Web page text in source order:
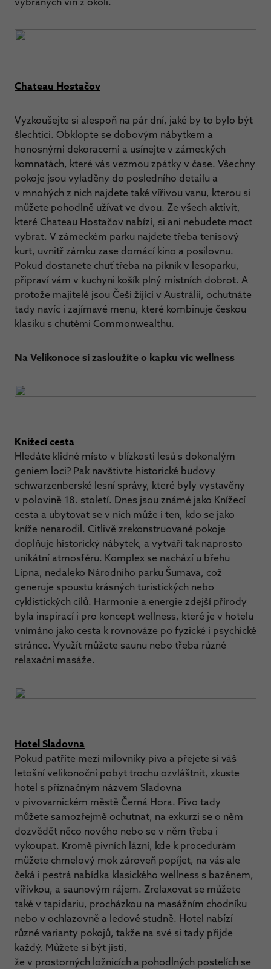
Chateau Hostačov
Vyzkoušejte si alespoň na pár dní, jaké by to bylo být
šlechtici. Obklopte se dobovým nábytkem a
honosnými dekoracemi a usínejte v zámeckých
komnatách, které vás vezmou zpátky v čase. Všechny
pokoje jsou vyladěny do posledního detailu a
v mnohých z nich najdete také vířivou vanu, kterou si
můžete pohodlně užívat ve dvou. Ze všech aktivit,
které Chateau Hostačov nabízí, si ani nebudete moct
vybrat. V zámeckém parku najdete třeba tenisový
kurt, uvnitř zámku zase domácí kino a posilovnu.
Pokud dostanete chuť třeba na piknik v lesoparku,
připraví vám v kuchyni košík plný místních dobrot. A
protože majitelé jsou Češi žijící v Austrálii, ochutnáte
tady navíc i zajímavé menu, které kombinuje českou
klasiku s chutěmi Commonwealthu.
Na Velikonoce si zasloužíte o kapku víc wellness
Knížecí cesta
Hledáte klidné místo v blízkosti lesů s dokonalým
geniem loci? Pak navštivte historické budovy
schwarzenberské lesní správy, které byly vystavěny
v polovině 18. století. Dnes jsou známé jako Knížecí
cesta a ubytovat se v nich může i ten, kdo se jako
kníže nenarodil. Citlivě zrekonstruované pokoje
doplňuje historický nábytek, a vytváří tak naprosto
unikátní atmosféru. Komplex se nachází u břehu
Lipna, nedaleko Národního parku Šumava, což
generuje spoustu krásných turistických nebo
cyklistických cílů. Harmonie a energie zdejší přírody
byla inspirací i pro koncept wellness, které je v hotelu
vnímáno jako cesta k rovnováze po fyzické i psychické
stránce. Využít můžete saunu nebo třeba různé
relaxační masáže.
Hotel Sladovna
Pokud patříte mezi milovníky piva a přejete si váš
letošní velikonoční pobyt trochu ozvláštnit, zkuste
hotel s příznačným názvem Sladovna
v pivovarnickém městě Černá Hora. Pivo tady
můžete samozřejmě ochutnat, na exkurzi se o něm
dozvědět něco nového nebo se v něm třeba i
vykoupat. Kromě pivních lázní, kde k procedurám
můžete chmelový mok zároveň popíjet, na vás ale
čeká i pestrá nabídka klasického wellness s bazénem,
vířivkou, a saunovým rájem. Zrelaxovat se můžete
také v tapidariu, procházkou na masážním chodníku
nebo v ochlazovně a ledové studně. Hotel nabízí
různé varianty pokojů, takže na své si tady přijde
každý. Můžete si být jisti,
že v prostorných ložnicích a pohodlných postelích se